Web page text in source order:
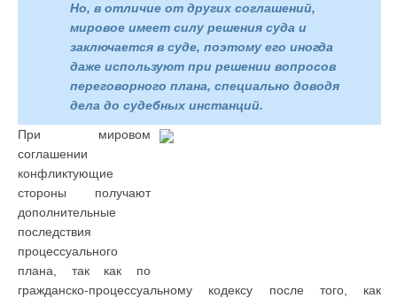
Но, в отличие от других соглашений,
мировое имеет силу решения суда и
заключается в суде, поэтому его иногда
даже используют при решении вопросов
переговорного плана, специально доводя
дела до судебных инстанций.
При мировом
соглашении
конфликтующие
стороны получают
дополнительные
последствия
процессуального
плана, так как по
гражданско-процессуальному кодексу после того, как